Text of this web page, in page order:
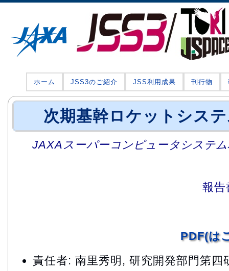
ホーム JSS3のご紹介 JSS利用成果 刊行物
次期基幹ロケットシス
JAXAスーパーコンピュータシステ
報告
PDF(は
責任者: 南里秀明, 研究開発部門第四